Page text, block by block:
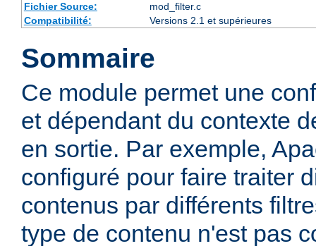
Fichier Source:
mod_filter.c
Compatibilité:
Versions 2.1 et supérieures
Sommaire
Ce module permet une
et dépendant du contexte
en sortie. Par exemple,
configuré pour faire traiter
contenus par différents
type de contenu n'est pas